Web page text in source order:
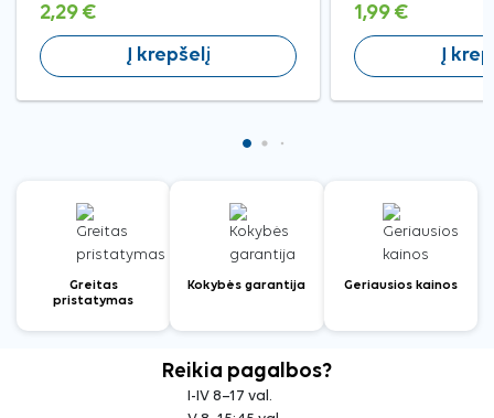
2,29 €
Į krepšelį
1,99 €
Į
Greitas
pristatymas
Kokybės garantija Geriausios kainos
Reikia pagalbos?
I-IV 8–17 val.